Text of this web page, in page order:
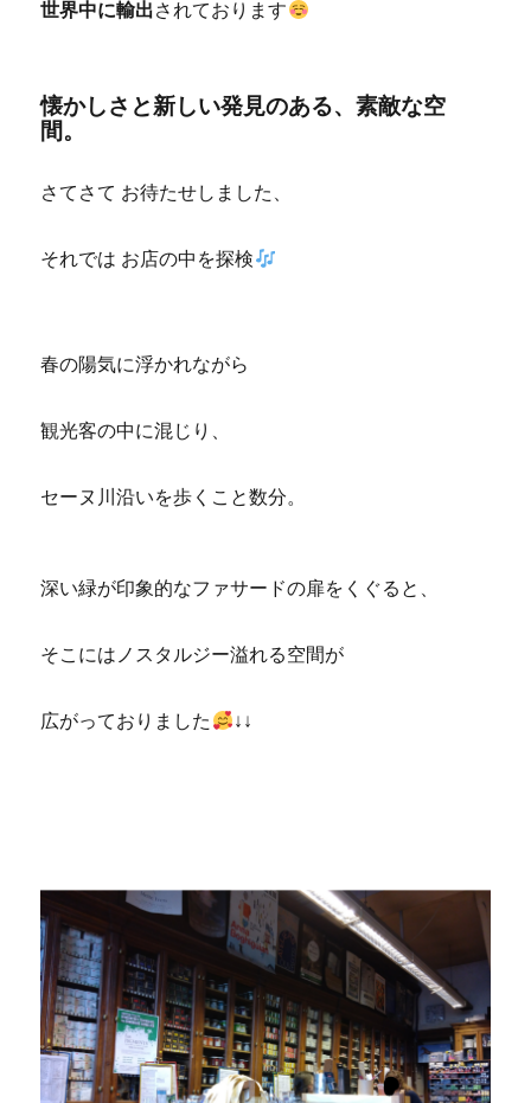
世界中に輸出されております
懐かしさと新しい発見のある、素敵な空
間。
さてさて お待たせしました、
それでは お店の中を探検
春の陽気に浮かれながら
観光客の中に混じり、
セーヌ川沿いを歩くこと数分。
深い緑が印象的なファサードの扉をくぐると、
そこにはノスタルジー溢れる空間が
広がっておりました ↓↓